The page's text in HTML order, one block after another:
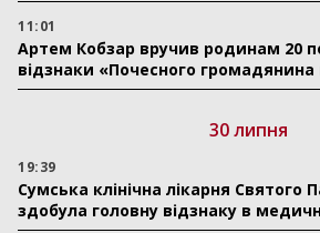
11:01
Артем Кобзар вручив родинам 20
відзнаки «Почесного
30 липня
19:39
Сумська клінічна лікарня Святого
здобула головну відзнаку в